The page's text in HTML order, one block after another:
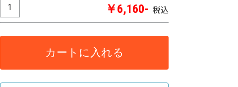
￥6,160- 税込
カートに入れる